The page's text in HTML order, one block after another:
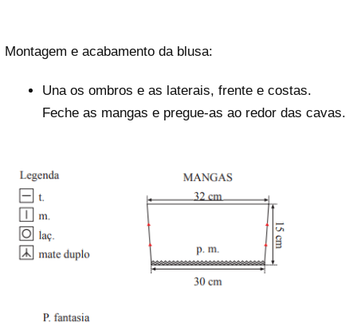
Montagem e acabamento da blusa:
Una os ombros e as laterais, frente e costas.
Feche as mangas e pregue-as ao redor das cavas.